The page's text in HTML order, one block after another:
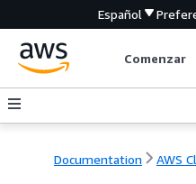
Español
Comenzar
Documentation AWS